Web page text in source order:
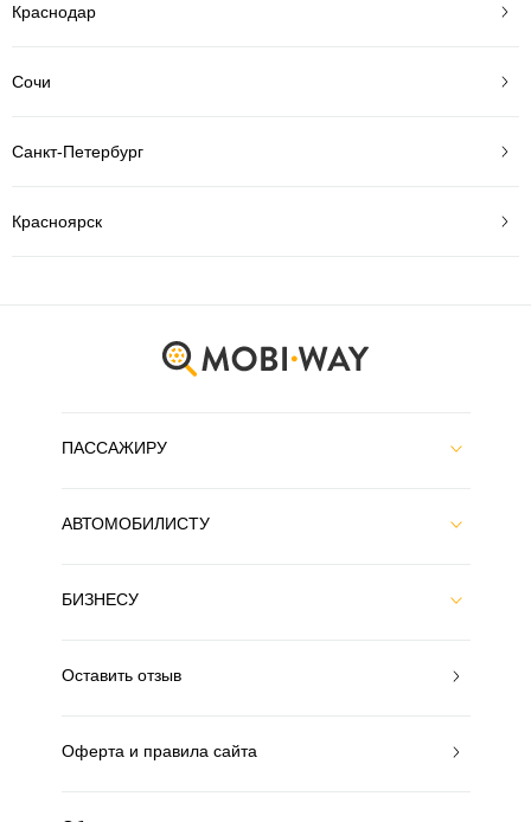
Краснодар
Сочи
Санкт-Петербург
Красноярск
ПАССАЖИРУ
АВТОМОБИЛИСТУ
БИЗНЕСУ
Оставить отзыв
Оферта и правила сайта